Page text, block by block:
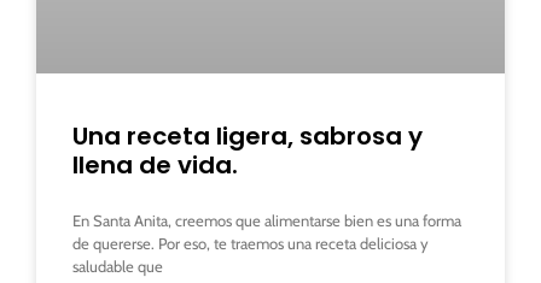
Una receta ligera, sabrosa y
llena de vida.
En Santa Anita, creemos que alimentarse bien es una forma
de quererse. Por eso, te traemos una receta deliciosa y
saludable que